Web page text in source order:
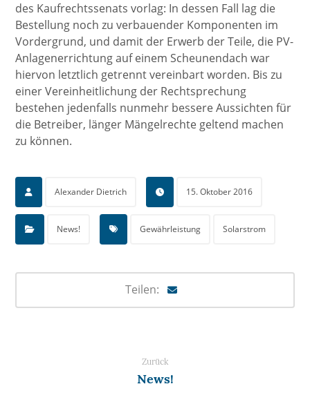
des Kaufrechtssenats vorlag: In dessen Fall lag die
Bestellung noch zu verbauender Komponenten im
Vordergrund, und damit der Erwerb der Teile, die PV-
Anlagenerrichtung auf einem Scheunendach war
hiervon letztlich getrennt vereinbart worden. Bis zu
einer Vereinheitlichung der Rechtsprechung
bestehen jedenfalls nunmehr bessere Aussichten für
die Betreiber, länger Mängelrechte geltend machen
zu können.
Alexander Dietrich 15. Oktober 2016
News! Gewährleistung Solarstrom
Zurück
News!